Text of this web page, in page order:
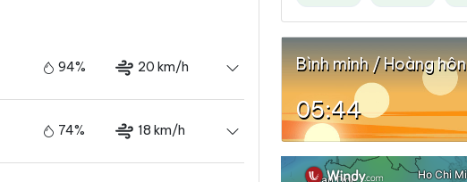
94% 20 km/h
74% 18 km/h
Bình minh / Hoàng hôn
05:44